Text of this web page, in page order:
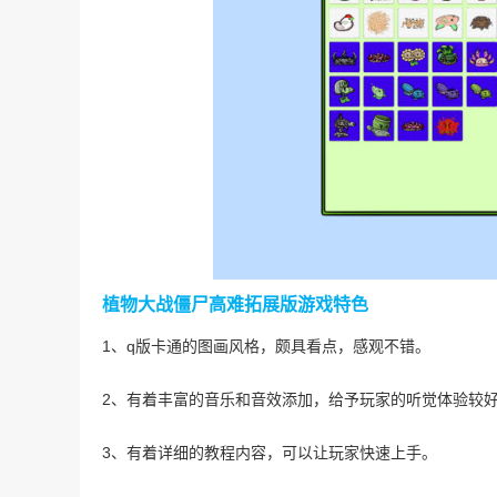
植物大战僵尸高难拓展版游戏特色
1、q版卡通的图画风格，颇具看点，感观不错。
2、有着丰富的音乐和音效添加，给予玩家的听觉体验较
3、有着详细的教程内容，可以让玩家快速上手。